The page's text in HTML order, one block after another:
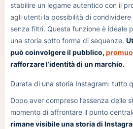
stabilire un legame autentico con il
agli utenti la possibilità di
senza filtri. Questa funzione è ideale
una storia sotto forma di sequenze.
può coinvolgere il pubblico,
rafforzare l’identità di un marchio.
Durata di una storia Instagram: tutto
Dopo aver compreso l’essenza delle
momento di affrontare il punto
rimane visibile una storia di